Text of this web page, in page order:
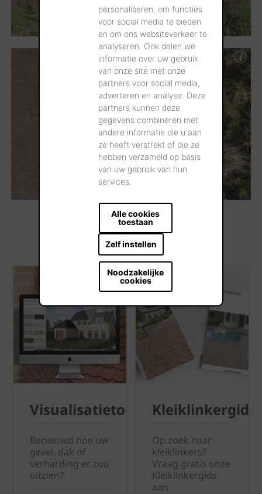
personaliseren, om functies
voor social media te bieden
en om ons websiteverkeer te
analyseren. Ook delen we
informatie over uw gebruik
van onze site met onze
partners voor social media,
adverteren en analyse. Deze
partners kunnen deze
gegevens combineren met
andere informatie die u aan
ze heeft verstrekt of die ze
hebben verzameld op basis
van uw gebruik van hun
services.
Alle cookies
toestaan
Zelf instellen
Noodzakelijke
cookies
...Meer laden
Visualisatietool
Benieuwd hoe uw
gevel, dak of
verharding er zou
uitzien?
Kleiklinkergids
Op zoek naar
kleiklinkers?
Vraag gratis onze
Kleiklinkergids
aan